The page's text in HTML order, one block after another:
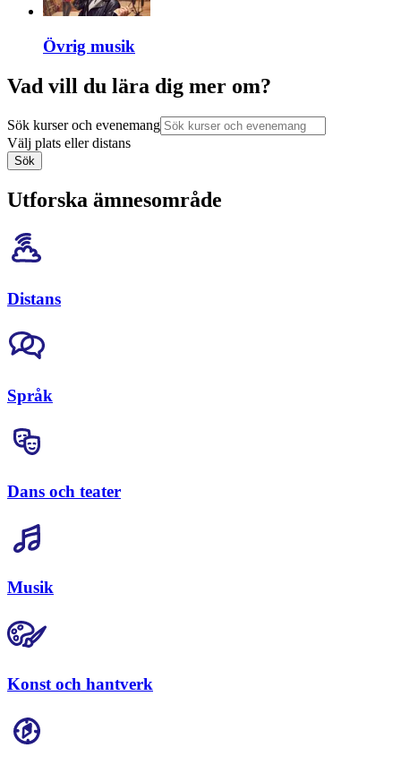
Övrig musik
Vad vill du lära dig mer om?
Sök kurser och evenemang
Välj plats eller distans
Sök
Utforska ämnesområde
Distans
Språk
Dans och teater
Musik
Konst och hantverk